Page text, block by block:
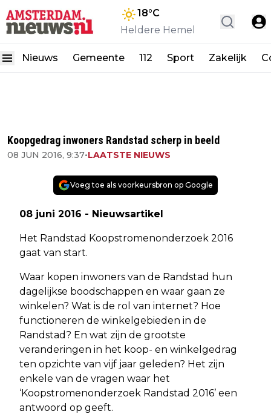
18°C
Heldere Hemel
Nieuws Gemeente 112 Sport Zakelijk
Koopgedrag inwoners Randstad scherp in beeld
08 JUN 2016, 9:37•LAATSTE NIEUWS
Voeg toe als voorkeursbron op Google
08 juni 2016 - Nieuwsartikel
Het Randstad Koopstromenonderzoek 2016
gaat van start.
Waar kopen inwoners van de Randstad hun
dagelijkse boodschappen en waar gaan ze
winkelen? Wat is de rol van internet? Hoe
functioneren de winkelgebieden in de
Randstad? En wat zijn de grootste
veranderingen in het koop- en winkelgedrag
ten opzichte van vijf jaar geleden? Het zijn
enkele van de vragen waar het
‘Koopstromenonderzoek Randstad 2016’ een
antwoord op geeft.